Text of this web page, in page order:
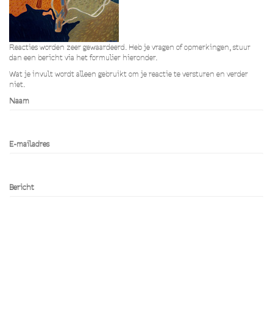
Reacties worden zeer gewaardeerd. Heb je vragen of opmerkingen, stuur
dan een bericht via het formulier hieronder.
Wat je invult wordt alleen gebruikt om je reactie te versturen en verder
niet.
Naam
E-mailadres
Bericht